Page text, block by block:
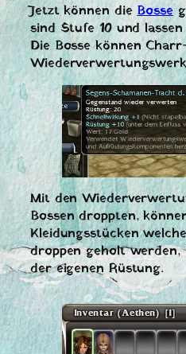
Jetzt können dieBosse
sind Stufe 10 und
Die Bosse können
Mit den
Bossen droppten,
Kleidungsstücken
droppen geholt
der eigenen Rüstung.